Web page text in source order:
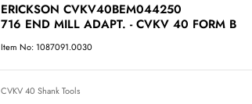
ERICKSON CVKV40BEM044250
716 END MILL ADAPT. - CVKV 40 FORM B
Item No: 1087091.0030
CVKV 40 Shank Tools